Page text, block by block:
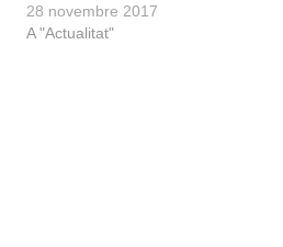
saïm, 25 ml d’oli, 25 ml de
suc de taronja, 25 ml
28 novembre 2017
A "Actualitat"